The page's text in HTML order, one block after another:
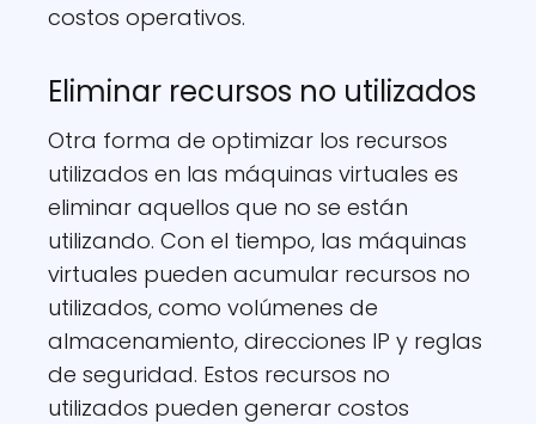
costos operativos.
Eliminar recursos no utilizados
Otra forma de optimizar los recursos
utilizados en las máquinas virtuales es
eliminar aquellos que no se están
utilizando. Con el tiempo, las máquinas
virtuales pueden acumular recursos no
utilizados, como volúmenes de
almacenamiento, direcciones IP y reglas
de seguridad. Estos recursos no
utilizados pueden generar costos